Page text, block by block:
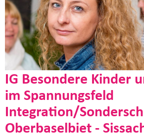
IG Besondere Kinder
im Spannungsfeld
Integration/
Oberbaselbiet -